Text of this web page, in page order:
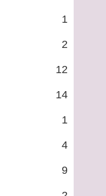
1
2
12
14
1
4
9